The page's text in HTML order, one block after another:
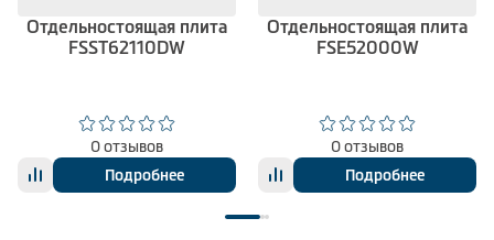
Отдельностоящая плита
FSST62110DW
0 отзывов
Подробнее
Отдельностоящая плита
FSE52000W
0 отзывов
Подробнее